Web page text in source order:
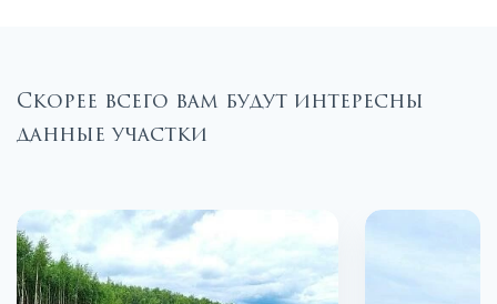
Скорее всего вам будут интересны
данные участки